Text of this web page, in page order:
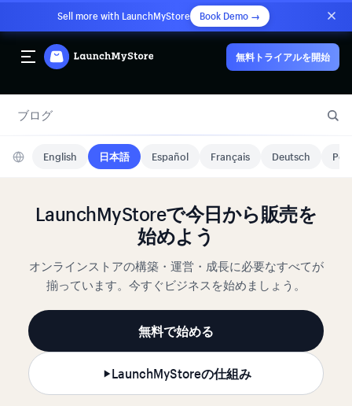
Sell more with LaunchMyStore Book Demo →
無料トライアルを開始
ブログ
English 日本語 Español Français Deutsch
LaunchMyStoreで今日から販売を
始めよう
オンラインストアの構築・運営・成長に必要なすべてが
揃っています。今すぐビジネスを始めましょう。
無料で始める
LaunchMyStoreの仕組み